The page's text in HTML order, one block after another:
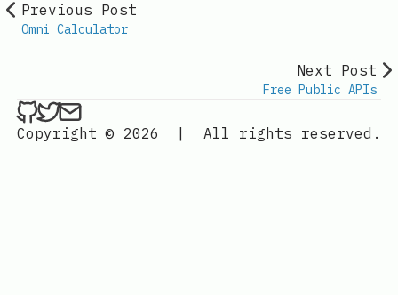
Previous Post
Omni Calculator
Next Post
Free Public APIs
ethan4768 on Github
ethan4768 on Twitter
Send an email to
Copyright © 2026
All rights reserved.